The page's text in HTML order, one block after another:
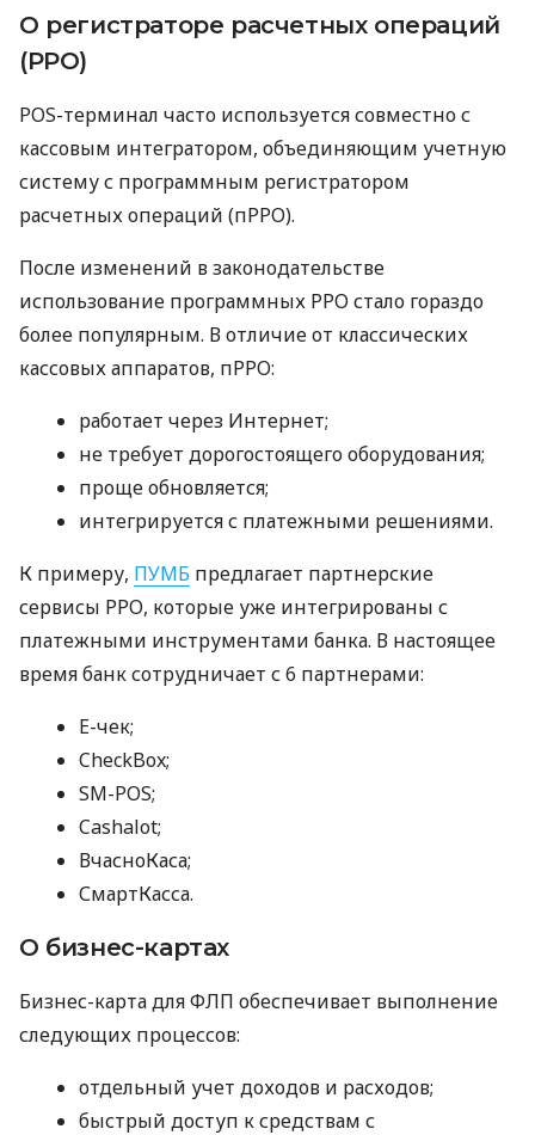
О регистраторе расчетных операций
(РРО)
POS-терминал часто используется совместно с
кассовым интегратором, объединяющим учетную
систему с программным регистратором
расчетных операций (пРРО).
После изменений в законодательстве
использование программных РРО стало гораздо
более популярным. В отличие от классических
кассовых аппаратов, пРРО:
работает через Интернет;
не требует дорогостоящего оборудования;
проще обновляется;
интегрируется с платежными решениями.
К примеру, ПУМБ предлагает партнерские
сервисы РРО, которые уже интегрированы с
платежными инструментами банка. В настоящее
время банк сотрудничает с 6 партнерами:
E-чек;
CheckBox;
SM-POS;
Cashalot;
ВчасноКаса;
СмартКасса.
О бизнес-картах
Бизнес-карта для ФЛП обеспечивает выполнение
следующих процессов:
отдельный учет доходов и расходов;
быстрый доступ к средствам с